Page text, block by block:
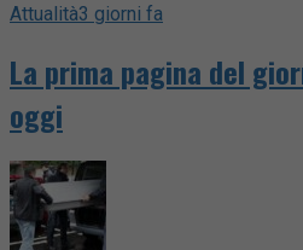
Attualità3 giorni fa
La prima pagina del
oggi